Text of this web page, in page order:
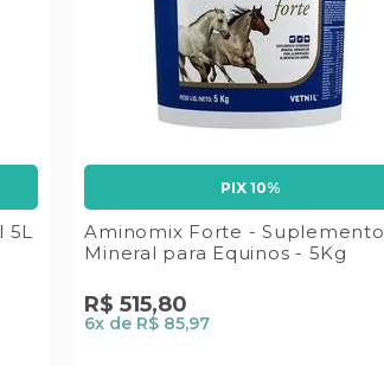
5L
PIX 10%
Aminomix Forte - Suplemento
Mineral para Equinos - 5Kg
R$ 515,80
6x de R$ 85,97